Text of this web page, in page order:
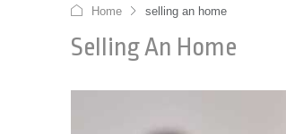
Home selling an home
Selling An Home